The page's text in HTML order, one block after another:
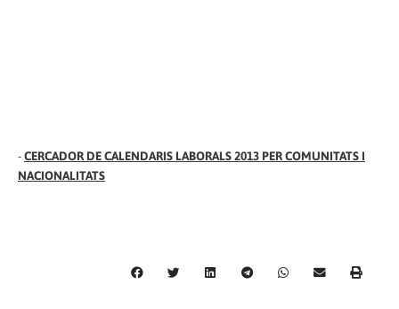
-CERCADOR DE CALENDARIS LABORALS 2013 PER COMUNITATS I
NACIONALITATS